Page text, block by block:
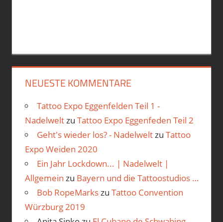
NEUESTE KOMMENTARE
Tattoo Expo Eggenfelden Teil 1 -
Nadelweltzu Tattoo Expo Eggenfeden Teil 2
Geht's wieder los? - Nadelweltzu Tattoo
Expo Weiden 2020
Ein Jahr Lockdown... | Nadelwelt |
Allgemein zu Bayern und die Tattoostudios …
Bob RopeMarkszu Tattoo Convention
Würzburg 2019